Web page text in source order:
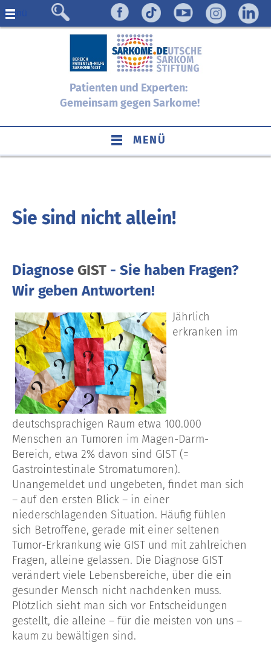
Menü
Patienten und Experten:
Gemeinsam gegen Sarkome!
MENÜ
Sie sind nicht allein!
Diagnose GIST - Sie haben Fragen?
Wir geben Antworten!
Jährlich
erkranken im
deutschsprachigen Raum etwa 100.000
Menschen an Tumoren im Magen-Darm-
Bereich, etwa 2% davon sind GIST (=
Gastrointestinale Stromatumoren).
Unangemeldet und ungebeten, findet man sich
– auf den ersten Blick – in einer
niederschlagenden Situation. Häufig fühlen
sich Betroffene, gerade mit einer seltenen
Tumor-Erkrankung wie GIST und mit zahlreichen
Fragen, alleine gelassen. Die Diagnose GIST
verändert viele Lebensbereiche, über die ein
gesunder Mensch nicht nachdenken muss.
Plötzlich sieht man sich vor Entscheidungen
gestellt, die alleine – für die meisten von uns –
kaum zu bewältigen sind.